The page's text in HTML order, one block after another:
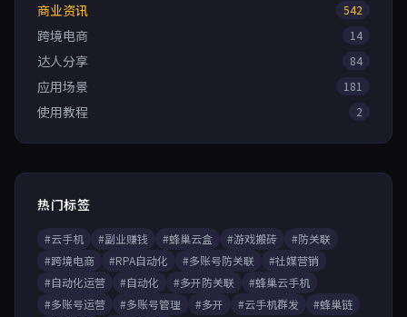
商业资讯
542
跨境电商 14
达人分享 84
应用场景 181
使用教程 2
热门标签
#云手机 #副业赚钱 #蜂巢云盒 #游戏搬砖
#防关联
#跨境电商
#RPA自动化 #多账号防关联
#社媒营销
#自动化运营
#自动化 #多开防关联
#蜂巢云手机
#多账号运营
#多账号管理 #多开 #云手机群发
#蜂巢链